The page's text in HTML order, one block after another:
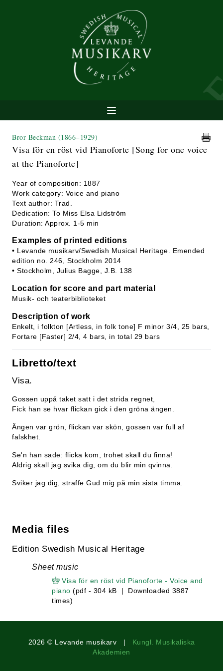
Bror Beckman (1866−1929)
Visa för en röst vid Pianoforte [Song for one voice
at the Pianoforte]
Year of composition: 1887
Work category: Voice and piano
Text author: Trad.
Dedication: To Miss Elsa Lidström
Duration: Approx. 1-5 min
Examples of printed editions
• Levande musikarv/Swedish Musical Heritage. Emended
edition no. 246, Stockholm 2014
• Stockholm, Julius Bagge, J.B. 138
Location for score and part material
Musik- och teaterbiblioteket
Description of work
Enkelt, i folkton [Artless, in folk tone] F minor 3/4, 25 bars,
Fortare [Faster] 2/4, 4 bars, in total 29 bars
Libretto/text
Visa.
Gossen uppå taket satt i det strida regnet,
Fick han se hvar flickan gick i den gröna ängen.
Ängen var grön, flickan var skön, gossen var full af
falskhet.
Se'n han sade: flicka kom, trohet skall du finna!
Aldrig skall jag svika dig, om du blir min qvinna.
Sviker jag dig, straffe Gud mig på min sista timma.
Media files
Edition Swedish Musical Heritage
Sheet music
Visa för en röst vid Pianoforte - Voice and
piano (pdf - 304 kB | Downloaded 3887
times)
2026 © Levande musikarv | Kungl. Musikaliska
Akademien